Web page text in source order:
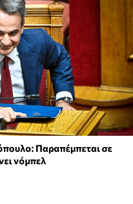
Παραπέμπεται σε
νόμπελ